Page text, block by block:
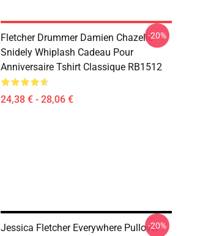
Fletcher Drummer Damien Chazelle
Snidely Whiplash Cadeau Pour
Anniversaire Tshirt Classique RB1512
24,38 € - 28,06 €
-20%
Jessica Fletcher Everywhere Pullover
-20%